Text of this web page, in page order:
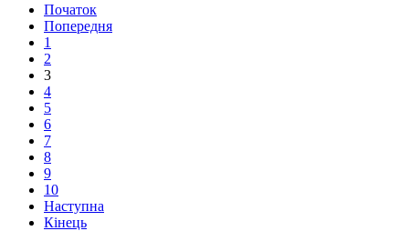
Початок
Попередня
1
2
3
4
5
6
7
8
9
10
Наступна
Кінець